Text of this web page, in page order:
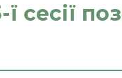
сесії